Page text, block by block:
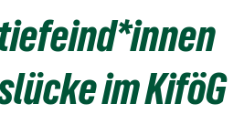
im KiföG